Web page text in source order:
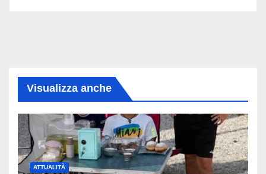
Visualizza anche
ATTUALITÀ